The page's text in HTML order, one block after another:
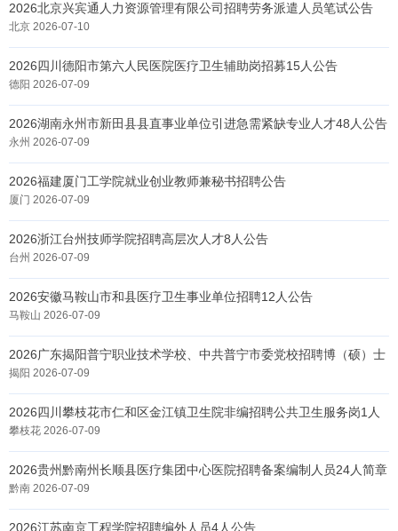
2026北京兴宾通人力资源管理有限公司招聘劳务派遣人员笔试公告
北京 2026-07-10
2026四川德阳市第六人民医院医疗卫生辅助岗招募15人公告
德阳 2026-07-09
2026湖南永州市新田县县直事业单位引进急需紧缺专业人才48人公告
永州 2026-07-09
2026福建厦门工学院就业创业教师兼秘书招聘公告
厦门 2026-07-09
2026浙江台州技师学院招聘高层次人才8人公告
台州 2026-07-09
2026安徽马鞍山市和县医疗卫生事业单位招聘12人公告
马鞍山 2026-07-09
2026广东揭阳普宁职业技术学校、中共普宁市委党校招聘博（硕）士
研究生7人公告
揭阳 2026-07-09
2026四川攀枝花市仁和区金江镇卫生院非编招聘公共卫生服务岗1人
公告
攀枝花 2026-07-09
2026贵州黔南州长顺县医疗集团中心医院招聘备案编制人员24人简章
黔南 2026-07-09
2026江苏南京工程学院招聘编外人员4人公告